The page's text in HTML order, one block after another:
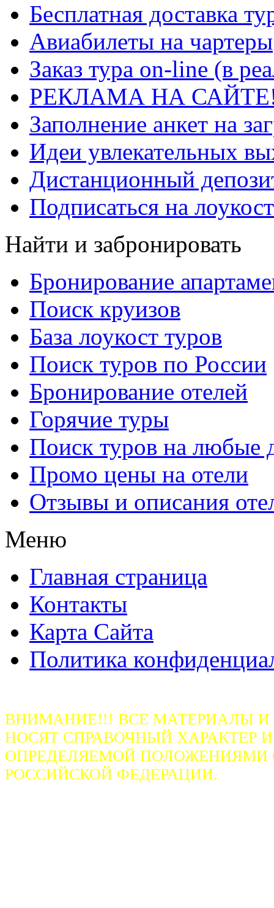
Бесплатная доставка
Авиабилеты на чартеры
Заказ тура on-line (в
РЕКЛАМА НА
Заполнение анкет на
Идеи увлекательных
Дистанционный
Подписаться на
Найти и забронировать
Бронирование
Поиск круизов
База лоукост туров
Поиск туров по России
Бронирование отелей
Горячие туры
Поиск туров на любые
Промо цены на отели
Отзывы и описания
Меню
Главная страница
Контакты
Карта Сайта
Политика
ВНИМАНИЕ!!! ВСЕ МАТЕРИАЛЫ
НОСЯТ СПРАВОЧНЫЙ ХАРАКТЕР
ОПРЕДЕЛЯЕМОЙ ПОЛОЖЕНИЯМИ
РОССИЙСКОЙ ФЕДЕРАЦИИ.